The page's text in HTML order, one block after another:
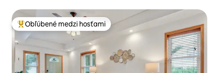
Najobľúbenejšie medzi hosťami
Obľúbené medzi hosťami